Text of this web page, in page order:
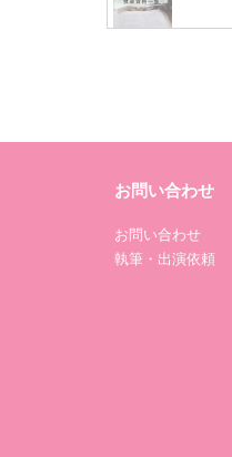
お問い合わせ
お問い合わせ
執筆・出演依頼